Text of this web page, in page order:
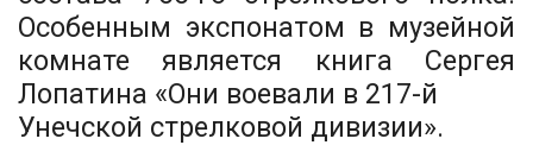
Особенным экспонатом в музейной
комнате является книга Сергея
Лопатина «Они воевали в 217-й
Унечской стрелковой дивизии».